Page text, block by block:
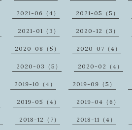
2021-06（4） 2021-05（5）
2021-01（3） 2020-12（3）
2020-08（5） 2020-07（4）
2020-03（5） 2020-02（4）
2019-10（4） 2019-09（5）
2019-05（4） 2019-04（6）
2018-12（7） 2018-11（4）